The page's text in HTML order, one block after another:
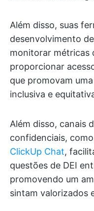
Além disso, suas
desenvolvimento
monitorar métricas
proporcionar
que promovam
inclusiva e
Além disso, canais
confidenciais,
ClickUp Chat,
questões de DEI
promovendo um
sintam valorizados